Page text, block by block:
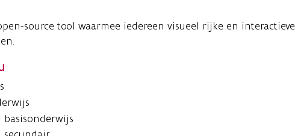
source tool waarmee iedereen visueel rijke en interactieve
basisonderwijs